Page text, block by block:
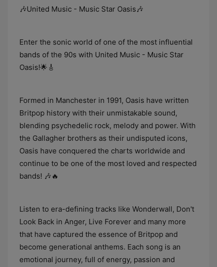
🎶United Music - Music Star Oasis🎶
Enter the sonic world of one of the most influential
bands of the 90s with United Music - Music Star
Oasis!🌟🎸
Formed in Manchester in 1991, Oasis have written
Britpop history with their unmistakable sound,
blending psychedelic rock, melody and power. With
the Gallagher brothers as their undisputed icons,
Oasis have conquered the charts worldwide and
continue to be one of the most loved and respected
bands! 🎶🔥
Listen to era-defining tracks like Wonderwall, Don't
Look Back in Anger, Live Forever and many more
that have captured the essence of Britpop and
become generational anthems. Each song is an
emotional journey, full of energy, passion and